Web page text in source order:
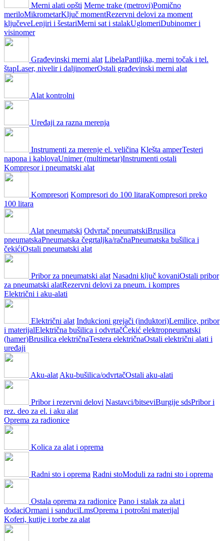
Merni alati opšti Merne trake (metrovi)Pomično
meriloMikrometarKljuč momentRezervni delovi za moment
ključeveLenjiri i šestariMerni sat i stalakUglomeriDubinomer i
visinomer
Građevinski merni alat LibelaPantljika, merni točak i tel.
štapLaser, nivelir i daljinomerOstali građevinski merni alat
Alat kontrolni
Uređaji za razna merenja
Instrumenti za merenje el. veličina Klešta amperTesteri
napona i kablovaUnimer (multimetar)Instrumenti ostali
Kompresor i pneumatski alat
Kompresori Kompresori do 100 litaraKompresori preko
100 litara
Alat pneumatski Odvrtač pneumatskiBrusilica
pneumatskaPneumatska čegrtaljka/račnaPneumatska bušilica i
čekićiOstali pneumatski alat
Pribor za pneumatski alat Nasadni ključ kovaniOstali pribor
za pneumatski alatRezervni delovi za pneum. i kompres
Električni i aku-alati
Električni alat Indukcioni grejači (induktori)Lemilice, pribor
i materijalElektrična bušilica i odvrtačČekić elektropneumatski
(hamer)Brusilica električnaTestera električnaOstali električni alati i
uređaji
Aku-alat Aku-bušilica/odvrtačOstali aku-alati
Pribor i rezervni delovi Nastavci/bitseviBurgije sdsPribor i
rez. deo za el. i aku alat
Oprema za radionice
Kolica za alat i oprema
Radni sto i oprema Radni stoModuli za radni sto i oprema
Ostala oprema za radionice Pano i stalak za alat i
dodaciOrmani i sanduciLmsOprema i potrošni materijal
Koferi, kutije i torbe za alat